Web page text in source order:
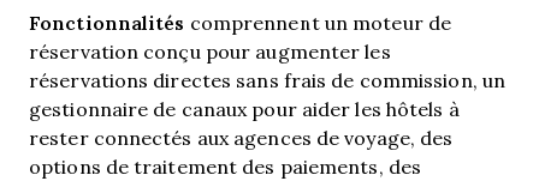
Fonctionnalités comprennent un moteur de
réservation conçu pour augmenter les
réservations directes sans frais de commission, un
gestionnaire de canaux pour aider les hôtels à
rester connectés aux agences de voyage, des
options de traitement des paiements, des